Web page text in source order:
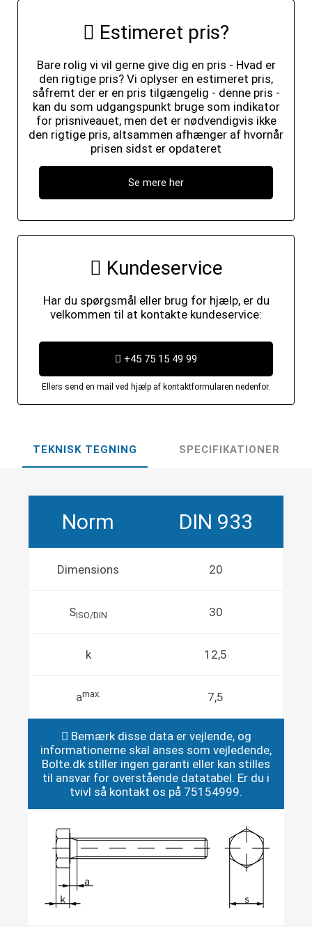
Estimeret pris?
Bare rolig vi vil gerne give dig en pris - Hvad er
den rigtige pris? Vi oplyser en estimeret pris,
såfremt der er en pris tilgængelig - denne pris -
kan du som udgangspunkt bruge som indikator
for prisniveauet, men det er nødvendigvis ikke
den rigtige pris, altsammen afhænger af hvornår
prisen sidst er opdateret
Se mere her
Kundeservice
Har du spørgsmål eller brug for hjælp, er du
velkommen til at kontakte kundeservice:
+45 75 15 49 99
Ellers send en mail ved hjælp af kontaktformularen nedenfor.
TEKNISK TEGNING SPECIFIKATIONER
Norm DIN 933
Dimensions 20
SISO/DIN 30
k 12,5
amax. 7,5
Bemærk disse data er vejlende, og
informationerne skal anses som vejledende,
Bolte.dk stiller ingen garanti eller kan stilles
til ansvar for overstående datatabel. Er du i
tvivl så kontakt os på 75154999.